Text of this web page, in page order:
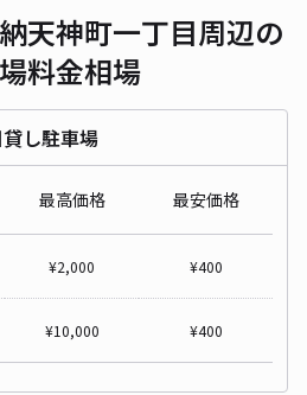
天神町一丁目周辺の
料金相場
貸し駐車場
最高価格 最安価格
¥2,000 ¥400
¥10,000 ¥400